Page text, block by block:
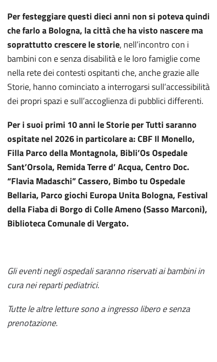
Per festeggiare questi dieci anni non si poteva quindi
che farlo a Bologna, la città che ha visto nascere ma
soprattutto crescere le storie, nell’incontro con i
bambini con e senza disabilità e le loro famiglie come
nella rete dei contesti ospitanti che, anche grazie alle
Storie, hanno cominciato a interrogarsi sull’accessibilità
dei propri spazi e sull’accoglienza di pubblici differenti.
Per i suoi primi 10 anni le Storie per Tutti saranno
ospitate nel 2026 in particolare a: CBF Il Monello,
Filla Parco della Montagnola, Bibli’Os Ospedale
Sant’Orsola, Remida Terre d’ Acqua, Centro Doc.
“Flavia Madaschi” Cassero, Bimbo tu Ospedale
Bellaria, Parco giochi Europa Unita Bologna, Festival
della Fiaba di Borgo di Colle Ameno (Sasso Marconi),
Biblioteca Comunale di Vergato.
Gli eventi negli ospedali saranno riservati ai bambini in
cura nei reparti pediatrici.
Tutte le altre letture sono a ingresso libero e senza
prenotazione.